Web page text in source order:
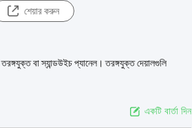
শেয়ার করুন
তরঙ্গযুক্ত বা স্যান্ডউইচ প্যানেল। তরঙ্গযুক্ত দেয়ালগুলি
একটি বার্তা দিন